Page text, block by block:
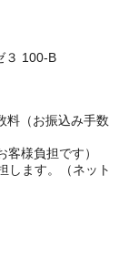
３ 100-B
料（お振込み手数
様負担です）
します。（ネット